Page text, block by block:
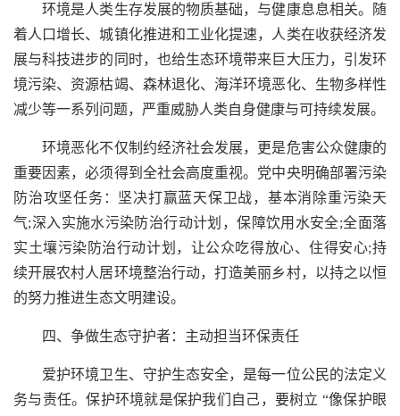
环境是人类生存发展的物质基础，与健康息息相关。随
着人口增长、城镇化推进和工业化提速，人类在收获经济发
展与科技进步的同时，也给生态环境带来巨大压力，引发环
境污染、资源枯竭、森林退化、海洋环境恶化、生物多样性
减少等一系列问题，严重威胁人类自身健康与可持续发展。
环境恶化不仅制约经济社会发展，更是危害公众健康的
重要因素，必须得到全社会高度重视。党中央明确部署污染
防治攻坚任务：坚决打赢蓝天保卫战，基本消除重污染天
气;深入实施水污染防治行动计划，保障饮用水安全;全面落
实土壤污染防治行动计划，让公众吃得放心、住得安心;持
续开展农村人居环境整治行动，打造美丽乡村，以持之以恒
的努力推进生态文明建设。
四、争做生态守护者：主动担当环保责任
爱护环境卫生、守护生态安全，是每一位公民的法定义
务与责任。保护环境就是保护我们自己，要树立 “像保护眼